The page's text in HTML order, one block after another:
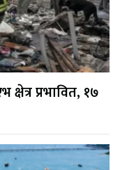
प्रभावित, १७